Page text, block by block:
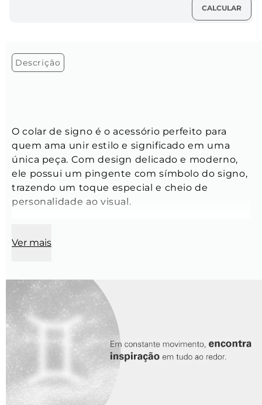
Descrição
O colar de signo é o acessório perfeito para
quem ama unir estilo e significado em uma
única peça. Com design delicado e moderno,
ele possui um pingente com símbolo do signo,
trazendo um toque especial e cheio de
personalidade ao visual.
Modelo: Corda de cetim
Espessura: 1 mm
Cor: Vermelho
Pingente Redondo Signo:
Ver mais